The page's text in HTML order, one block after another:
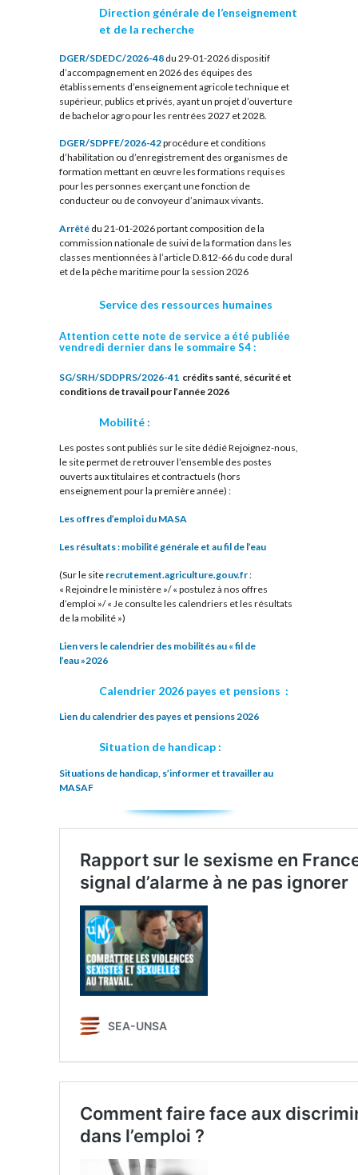
Direction générale de l’enseignement
et de la recherche
DGER/SDEDC/2026-48 du 29-01-2026 dispositif
d’accompagnement en 2026 des équipes des
établissements d’enseignement agricole technique et
supérieur, publics et privés, ayant un projet d’ouverture
de bachelor agro pour les rentrées 2027 et 2028.
DGER/SDPFE/2026-42procédure et conditions
d’habilitation ou d’enregistrement des organismes de
formation mettant en œuvre les formations requises
pour les personnes exerçant une fonction de
conducteur ou de convoyeur d’animaux vivants.
Arrêté du 21-01-2026 portant composition de la
commission nationale de suivi de la formation dans les
classes mentionnées à l’article D.812-66 du code dural
et de la pêche maritime pour la session 2026
Service des ressources humaines
Attention cette note de service a été publiée
vendredi dernier dans le sommaire S4 :
SG/SRH/SDDPRS/2026-41 crédits santé, sécurité et
conditions de travail pour l’année 2026
Mobilité :
Les postes sont publiés sur le site dédié Rejoignez-nous,
le site permet de retrouver l’ensemble des postes
ouverts aux titulaires et contractuels (hors
enseignement pour la première année) :
Les offres d’emploi du MASA
Les résultats : mobilité générale et au fil de l’eau
(Sur le site recrutement.agriculture.gouv.fr:
« Rejoindre le ministère »/ « postulez à nos offres
d’emploi »/ « Je consulte les calendriers et les résultats
de la mobilité »)
Lien vers le calendrier des mobilités au « fil de
l’eau »2026
Calendrier 2026 payes et pensions :
Lien du calendrier des payes et pensions 2026
Situation de handicap :
Situations de handicap, s’informer et travailler au
MASAF